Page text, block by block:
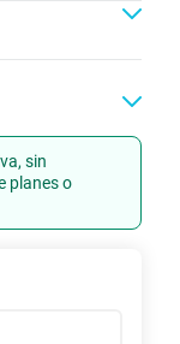
sin
planes o